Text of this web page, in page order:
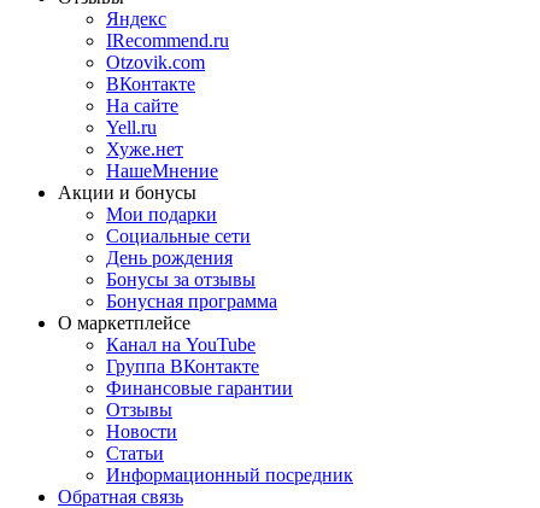
Яндекс
IRecommend.ru
Otzovik.com
ВКонтакте
На сайте
Yell.ru
Хуже.нет
НашеМнение
Акции и бонусы
Мои подарки
Социальные сети
День рождения
Бонусы за отзывы
Бонусная программа
О маркетплейсе
Канал на YouTube
Группа ВКонтакте
Финансовые гарантии
Отзывы
Новости
Статьи
Информационный посредник
Обратная связь